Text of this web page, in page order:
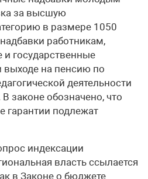
за высшую
в размере 1050
работникам,
государственные
на пенсию по
деятельности
законе обозначено, что
гарантии подлежат
индексации
власть ссылается
в Законе о бюджете